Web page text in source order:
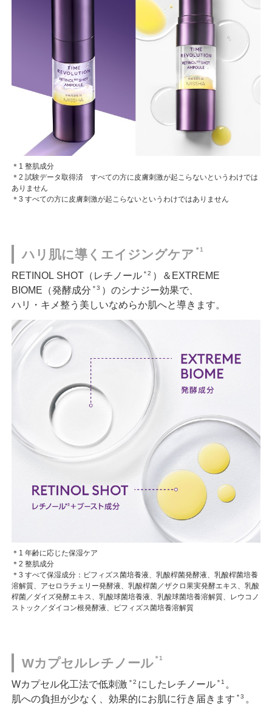
＊1 整肌成分
＊2 試験データ取得済 すべての方に皮膚刺激が起こらないというわけでは
ありません
＊3 すべての方に皮膚刺激が起こらないというわけではありません
ハリ肌に導くエイジングケア ＊1
RETINOL SHOT（レチノール ＊2 ）＆EXTREME
BIOME（発酵成分 ＊3 ）のシナジー効果で、
ハリ・キメ整う美しいなめらか肌へと導きます。
＊1 年齢に応じた保湿ケア
＊2 整肌成分
＊3 すべて保湿成分：ビフィズス菌培養液、乳酸桿菌発酵液、乳酸桿菌培養
溶解質、アセロラチェリー発酵液、乳酸桿菌／ザクロ果実発酵エキス、乳酸
桿菌／ダイズ発酵エキス、乳酸球菌培養液、乳酸球菌培養溶解質、レウコノ
ストック／ダイコン根発酵液、ビフィズス菌培養溶解質
Wカプセルレチノール ＊1
Wカプセル化工法で低刺激 ＊2 にしたレチノール ＊1 。
肌への負担が少なく、効果的にお肌に行き届きます ＊3 。